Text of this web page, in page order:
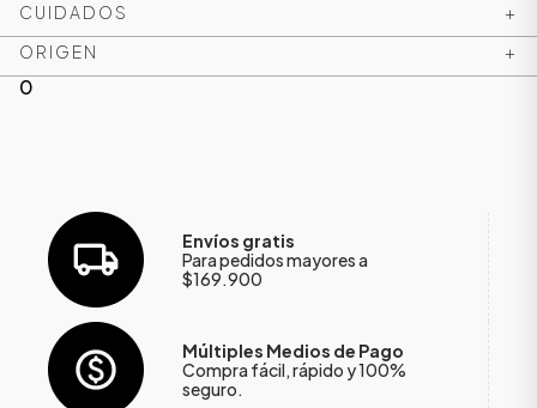
CUIDADOS
+
ORIGEN
+
0
Envíos gratis
Para pedidos mayores a
$169.900
Múltiples Medios de Pago
Compra fácil, rápido y 100%
seguro.